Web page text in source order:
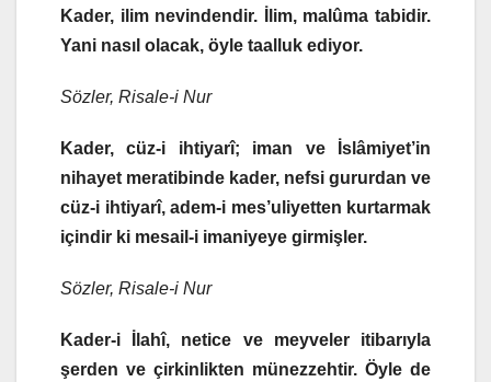
Kader, ilim nevindendir. İlim, malûma tabidir.
Yani nasıl olacak, öyle taalluk ediyor.
Sözler, Risale-i Nur
Kader, cüz-i ihtiyarî; iman ve İslâmiyet’in
nihayet meratibinde kader, nefsi gururdan ve
cüz-i ihtiyarî, adem-i mes’uliyetten kurtarmak
içindir ki mesail-i imaniyeye girmişler.
Sözler, Risale-i Nur
Kader-i İlahî, netice ve meyveler itibarıyla
şerden ve çirkinlikten münezzehtir. Öyle de